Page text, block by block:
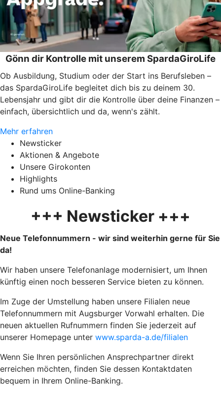
Gönn dir Kontrolle mit unserem SpardaGiroLife
Ob Ausbildung, Studium oder der Start ins Berufsleben –
das SpardaGiroLife begleitet dich bis zu deinem 30.
Lebensjahr und gibt dir die Kontrolle über deine Finanzen –
einfach, übersichtlich und da, wenn's zählt.
Mehr erfahren
Newsticker
Aktionen & Angebote
Unsere Girokonten
Highlights
Rund ums Online-Banking
+++ Newsticker +++
Neue Telefonnummern - wir sind weiterhin gerne für Sie
da!
Wir haben unsere Telefonanlage modernisiert, um Ihnen
künftig einen noch besseren Service bieten zu können.
Im Zuge der Umstellung haben unsere Filialen neue
Telefonnummern mit Augsburger Vorwahl erhalten. Die
neuen aktuellen Rufnummern finden Sie jederzeit auf
unserer Homepage unter www.sparda-a.de/filialen
Wenn Sie Ihren persönlichen Ansprechpartner direkt
erreichen möchten, finden Sie dessen Kontaktdaten
bequem in Ihrem Online-Banking.